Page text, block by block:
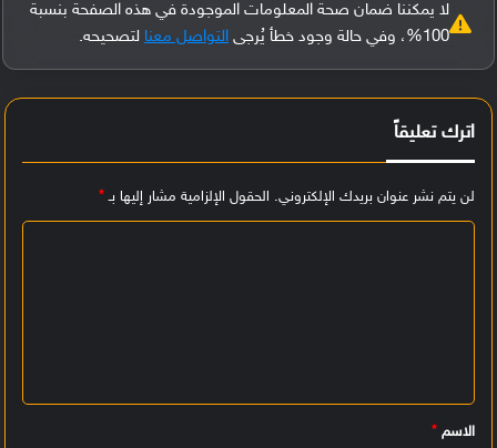
لا يمكننا ضمان صحة المعلومات الموجودة في هذه الصفحة بنسبة
100%، وفي حالة وجود خطأ يُرجى
التواصل معنا لتصحيحه.
اترك تعليقاً
لن يتم نشر عنوان بريدك الإلكتروني. الحقول الإلزامية مشار إليها بـ*
ي
ق
الاسم *